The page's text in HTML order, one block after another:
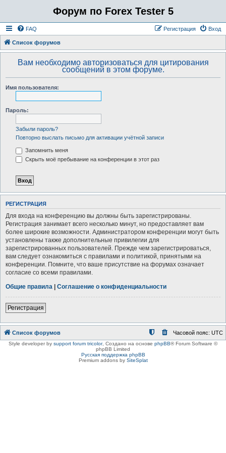
Форум по Forex Tester 5
FAQ Вход
Регистрация
Список форумов
Вам необходимо авторизоваться для цитирования
сообщений в этом форуме.
Имя пользователя:
Пароль:
Забыли пароль?
Повторно выслать письмо для активации учётной записи
Запомнить меня
Скрыть моё пребывание на конференции в этот раз
РЕГИСТРАЦИЯ
Для входа на конференцию вы должны быть зарегистрированы.
Регистрация занимает всего несколько минут, но предоставляет вам
более широкие возможности. Администратором конференции могут быть
установлены также дополнительные привилегии для
зарегистрированных пользователей. Прежде чем зарегистрироваться,
вам следует ознакомиться с правилами и политикой, принятыми на
конференции. Помните, что ваше присутствие на форумах означает
согласие со всеми правилами.
Общие правила | Соглашение о конфиденциальности
Регистрация
Список форумов Часовой пояс: UTC
Style developer by support forum tricolor, Создано на основе phpBB® Forum Software ©
phpBB Limited
Русская поддержка phpBB
Premium addons by SiteSplat